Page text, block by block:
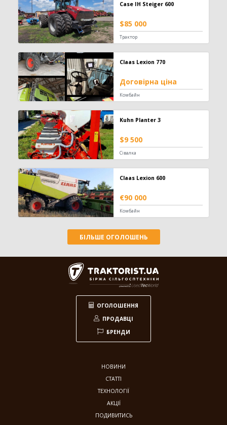
Case IH Steiger 600
$85 000
Трактор
Claas Lexion 770
Договірна ціна
Комбайн
Kuhn Planter 3
$9 500
Сівалка
Claas Lexion 600
€90 000
Комбайн
БІЛЬШЕ ОГОЛОШЕНЬ
ОГОЛОШЕННЯ
ПРОДАВЦІ
БРЕНДИ
НОВИНИ
СТАТТІ
ТЕХНОЛОГІЇ
АКЦІЇ
ПОДИВИТИСЬ